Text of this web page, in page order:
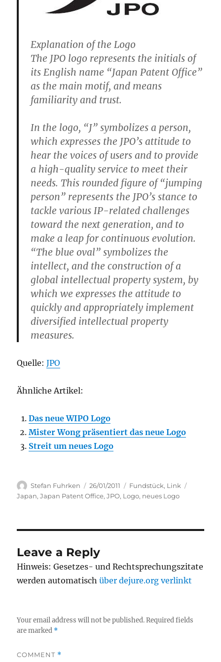
Explanation of the Logo
The JPO logo represents the initials of
its English name “Japan Patent Office”
as the main motif, and means
familiarity and trust.
In the logo, “J” symbolizes a person,
which expresses the JPO’s attitude to
hear the voices of users and to provide
a high-quality service to meet their
needs. This rounded figure of “jumping
person” represents the JPO’s stance to
tackle various IP-related challenges
toward the next generation, and to
make a leap for continuous evolution.
“The blue oval” symbolizes the
intellect, and the construction of a
global intellectual property system, by
which we expresses the attitude to
quickly and appropriately implement
diversified intellectual property
measures.
Quelle:JPO
Ähnliche Artikel:
Das neue WIPO Logo
Mister Wong präsentiert das neue Logo
Streit um neues Logo
Author
Stefan Fuhrken
Posted
on
26/01/2011 Categories
Fundstück, Link
Japan,Japan Patent Office,JPO, Logo, neues Logo
Leave a Reply
Hinweis: Gesetzes- und Rechtsprechungszitate
werden automatischüber dejure.org verlinkt
Your email address will not be published. Required fields
are marked *
COMMENT *